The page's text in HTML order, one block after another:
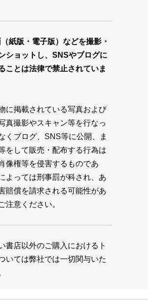
紙版・電子版）などを撮影・
ショットし、SNSやブログに
ことは法律で禁止されていま
に掲載されている写真および
真撮影やスキャン等を行なっ
くブログ、SNS等に公開、ま
をして販売・配布する行為は
像権等を侵害するものであ
よっては刑事罰が科され、あ
賠償を請求される可能性があ
注意ください。
書店以外のご購入におけるト
いては弊社では一切関与いた